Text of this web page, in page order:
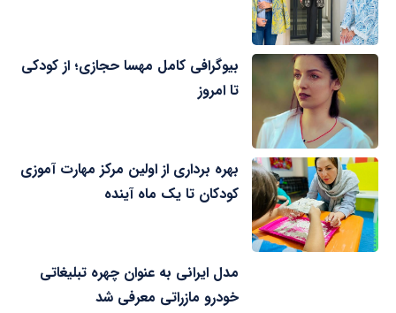
بیوگرافی کامل مهسا حجازی؛ از کودکی
تا امروز
بهره برداری از اولین مرکز مهارت آموزی
کودکان تا یک ماه آینده
مدل ایرانی به عنوان چهره تبلیغاتی
خودرو مازراتی معرفی شد